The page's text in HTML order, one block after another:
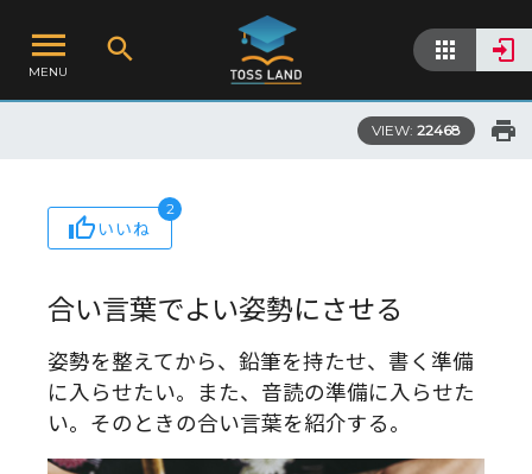
MENU
VIEW: 22468
いいね
2
合い言葉でよい姿勢にさせる
姿勢を整えてから、鉛筆を持たせ、書く準備
に入らせたい。また、音読の準備に入らせた
い。そのときの合い言葉を紹介する。